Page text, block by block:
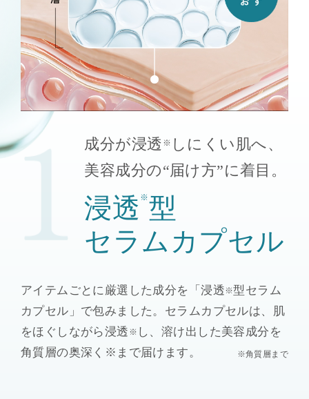
成分が浸透 ※ しにくい肌へ、
美容成分の“届け方”に着目。
浸透 ※型
セラムカプセル
アイテムごとに厳選した成分を「浸透※型セラム
カプセル」で包みました。セラムカプセルは、肌
をほぐしながら浸透 ※ し、溶け出した美容成分を
角質層の奥深く※まで届けます。
※角質層まで